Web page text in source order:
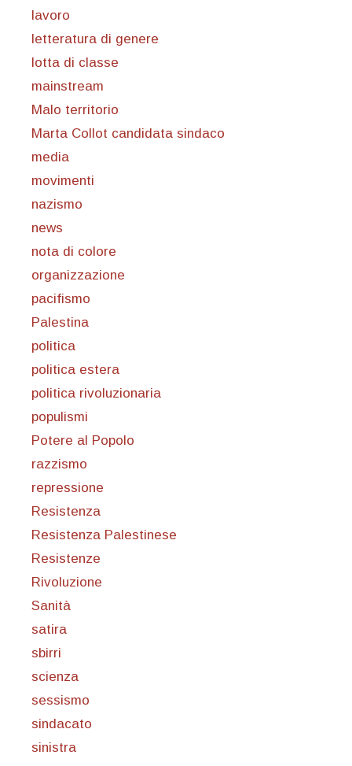
lavoro
letteratura di genere
lotta di classe
mainstream
Malo territorio
Marta Collot candidata sindaco
media
movimenti
nazismo
news
nota di colore
organizzazione
pacifismo
Palestina
politica
politica estera
politica rivoluzionaria
populismi
Potere al Popolo
razzismo
repressione
Resistenza
Resistenza Palestinese
Resistenze
Rivoluzione
Sanità
satira
sbirri
scienza
sessismo
sindacato
sinistra